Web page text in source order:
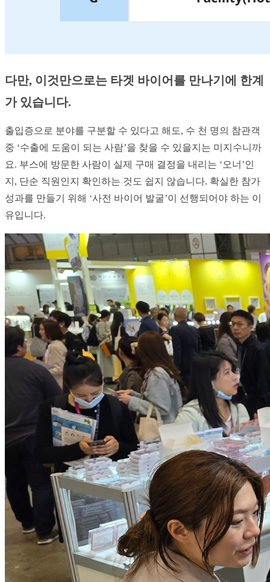
다만, 이것만으로는 타겟 바이어를 만나기에 한계
가 있습니다.
출입증으로 분야를 구분할 수 있다고 해도, 수 천 명의 참관객
중 ‘수출에 도움이 되는 사람’을 찾을 수 있을지는 미지수니까
요. 부스에 방문한 사람이 실제 구매 결정을 내리는 ‘오너’인
지, 단순 직원인지 확인하는 것도 쉽지 않습니다. 확실한 참가
성과를 만들기 위해 ‘사전 바이어 발굴’이 선행되어야 하는 이
유입니다.